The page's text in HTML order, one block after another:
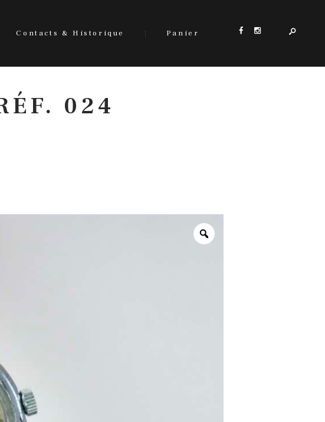
Contacts & Historique Panier
024